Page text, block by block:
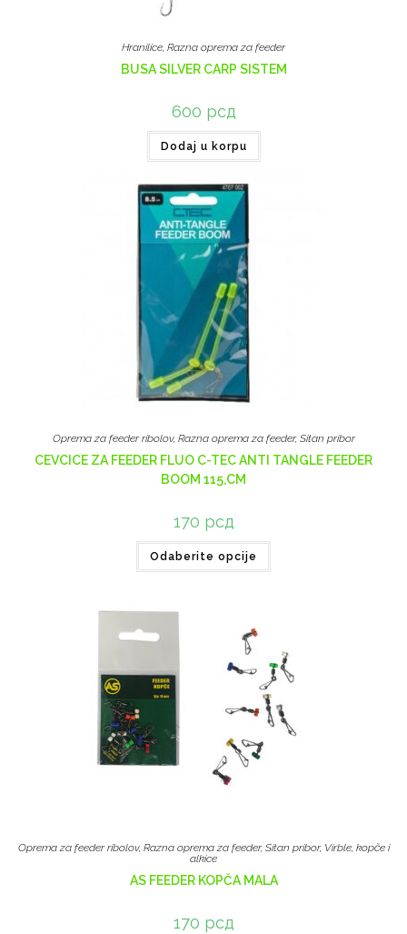
Hranilice, Razna oprema za feeder
BUSA SILVER CARP SISTEM
600 рсд
Dodaj u korpu
Oprema za feeder ribolov, Razna oprema za feeder, Sitan pribor
CEVCICE ZA FEEDER FLUO C-TEC ANTI TANGLE FEEDER
BOOM 115,CM
170 рсд
Odaberite opcije
Oprema za feeder ribolov, Razna oprema za feeder, Sitan pribor, Virble, kopče i
alkice
AS FEEDER KOPČA MALA
170 рсд